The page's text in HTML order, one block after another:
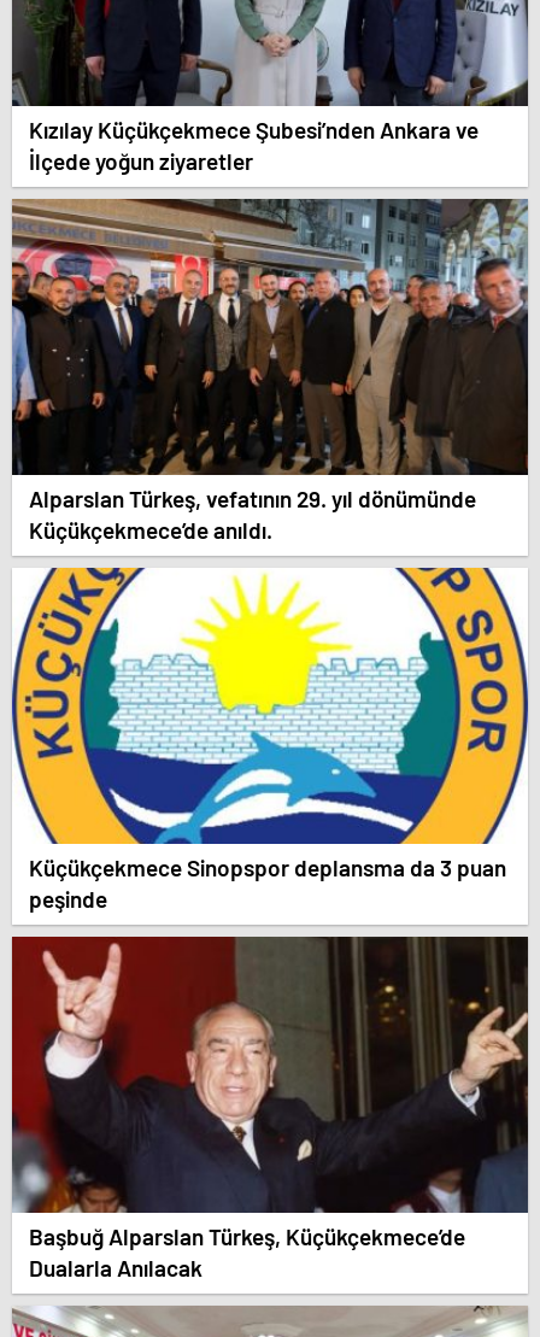
Kızılay Küçükçekmece Şubesi’nden Ankara ve
İlçede yoğun ziyaretler
Alparslan Türkeş, vefatının 29. yıl dönümünde
Küçükçekmece’de anıldı.
Küçükçekmece Sinopspor deplansma da 3 puan
peşinde
Başbuğ Alparslan Türkeş, Küçükçekmece’de
Dualarla Anılacak